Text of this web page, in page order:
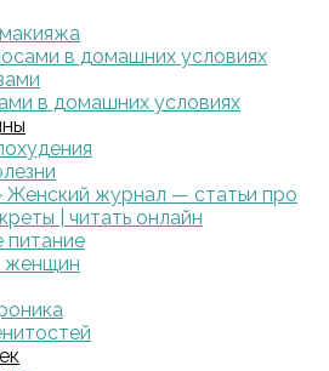
в домашних условиях
в домашних условиях
Женский журнал — статьи про
| читать онлайн
питание
женщин